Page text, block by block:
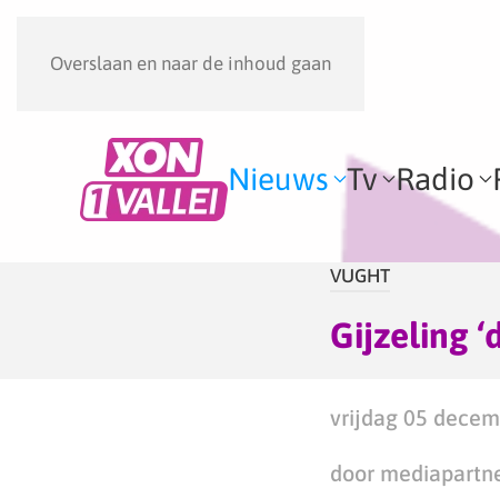
Overslaan en naar de inhoud gaan
Nieuws Tv Radio
VUGHT
Gijzeling
vrijdag 05
door